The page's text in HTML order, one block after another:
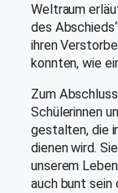
Weltraum
des
ihren
konnten, wie
Zum
Schülerinnen
gestalten, die
dienen wird.
unserem
auch bunt sein